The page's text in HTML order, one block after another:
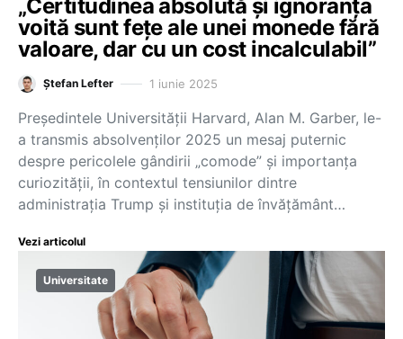
„Certitudinea absolută și ignoranța
voită sunt fețe ale unei monede fără
valoare, dar cu un cost incalculabil”
Ștefan Lefter 1 iunie 2025
Președintele Universității Harvard, Alan M. Garber, le-
a transmis absolvenților 2025 un mesaj puternic
despre pericolele gândirii „comode” și importanța
curiozității, în contextul tensiunilor dintre
administrația Trump și instituția de învățământ…
Vezi articolul
Universitate